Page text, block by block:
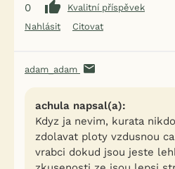
0
Kvalitní příspěvek
Nahlásit
Citovat
adam_adam
achula napsal(a):
Kdyz ja nevim, kurata
zdolavat ploty vzdusnou
vrabci dokud jsou jeste